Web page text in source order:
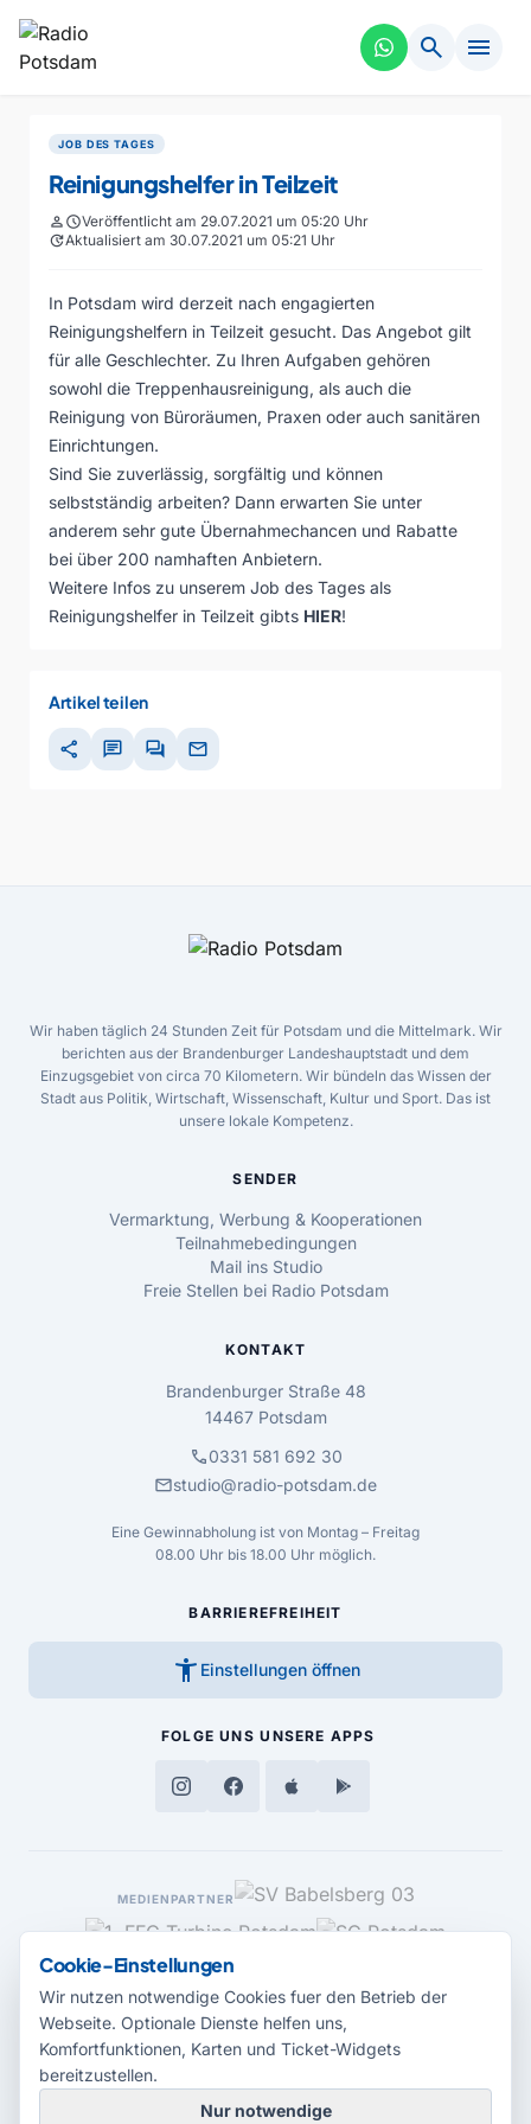
search menu
JOB DES TAGES
Reinigungshelfer in Teilzeit
personscheduleVeröffentlicht am 29.07.2021 um 05:20 Uhr
updateAktualisiert am 30.07.2021 um 05:21 Uhr
In Potsdam wird derzeit nach engagierten
Reinigungshelfern in Teilzeit gesucht. Das Angebot gilt
für alle Geschlechter. Zu Ihren Aufgaben gehören
sowohl die Treppenhausreinigung, als auch die
Reinigung von Büroräumen, Praxen oder auch sanitären
Einrichtungen.
Sind Sie zuverlässig, sorgfältig und können
selbstständig arbeiten? Dann erwarten Sie unter
anderem sehr gute Übernahmechancen und Rabatte
bei über 200 namhaften Anbietern.
Weitere Infos zu unserem Job des Tages als
Reinigungshelfer in Teilzeit gibts HIER!
Artikel teilen
share chat forum mail
Wir haben täglich 24 Stunden Zeit für Potsdam und die Mittelmark. Wir
berichten aus der Brandenburger Landeshauptstadt und dem
Einzugsgebiet von circa 70 Kilometern. Wir bündeln das Wissen der
Stadt aus Politik, Wirtschaft, Wissenschaft, Kultur und Sport. Das ist
unsere lokale Kompetenz.
SENDER
Vermarktung, Werbung & Kooperationen
Teilnahmebedingungen
Mail ins Studio
Freie Stellen bei Radio Potsdam
KONTAKT
Brandenburger Straße 48
14467 Potsdam
call0331 581 692 30
mailstudio@radio-potsdam.de
Eine Gewinnabholung ist von Montag – Freitag
08.00 Uhr bis 18.00 Uhr möglich.
BARRIEREFREIHEIT
accessibility_new Einstellungen öffnen
FOLGE UNS UNSERE APPS
MEDIENPARTNER
Cookie-Einstellungen
Wir nutzen notwendige Cookies fuer den Betrieb der
Webseite. Optionale Dienste helfen uns,
Komfortfunktionen, Karten und Ticket-Widgets
bereitzustellen.
Nur notwendige